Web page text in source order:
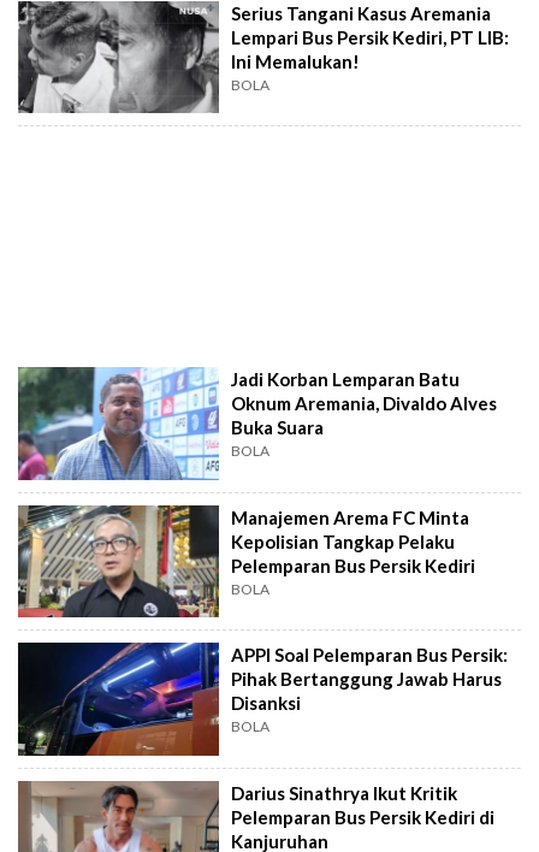
Serius Tangani Kasus Aremania
Lempari Bus Persik Kediri, PT LIB:
Ini Memalukan!
BOLA
Jadi Korban Lemparan Batu
Oknum Aremania, Divaldo Alves
Buka Suara
BOLA
Manajemen Arema FC Minta
Kepolisian Tangkap Pelaku
Pelemparan Bus Persik Kediri
BOLA
APPI Soal Pelemparan Bus Persik:
Pihak Bertanggung Jawab Harus
Disanksi
BOLA
Darius Sinathrya Ikut Kritik
Pelemparan Bus Persik Kediri di
Kanjuruhan